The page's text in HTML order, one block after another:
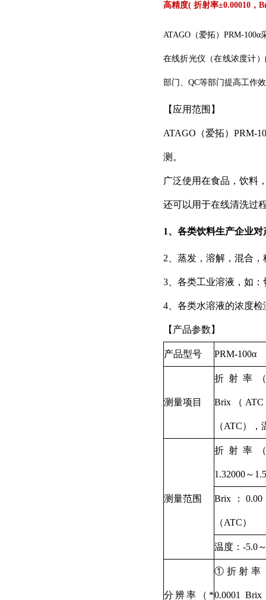
高精度( 折射率±0.00010，
ATAGO（爱拓）PRM-
在线折光仪（在线浓度计
部门、QC等部门提高工作
【应用范围】
ATAGO（爱拓）PRM-
测。
广泛使用在食品，饮料
还可以用于在线清洗过
1、各类饮料生产企业
2、蒸发，溶解，混合
3、各类工业溶液，如
4、各类水溶液的浓度
【产品参数】
产品型号 PRM-100α
测量项目
折射率
Brix（
（ATC）
测量范围
折射率
1.32000～
Brix：0.00
（ATC）
温度：-5.0
分辨率（*
①折射率
0.0001